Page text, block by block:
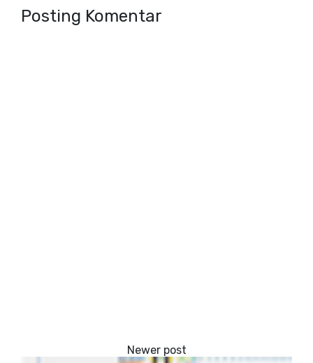
Posting Komentar